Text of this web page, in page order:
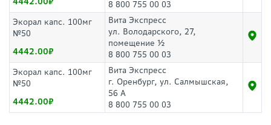
8 800 755 00 03
Экорал капс. 100мг
№50
4442.00
Вита Экспресс
ул. Володарского, 27,
помещение ½
8 800 755 00 03
Экорал капс. 100мг
№50
4442.00
Вита Экспресс
г. Оренбург, ул. Салмышская,
56 А
8 800 755 00 03